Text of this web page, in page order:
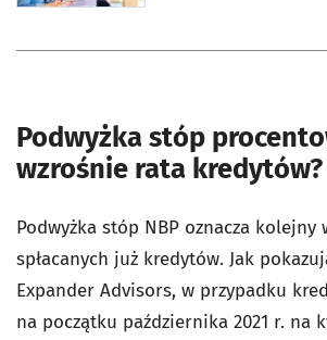
Podwyżka stóp
wzrośnie rata kredytów?
Podwyżka stóp NBP oznacza kolejny
spłacanych już kredytów. Jak
Expander Advisors, w przypadku
na początku października 2021 r. na